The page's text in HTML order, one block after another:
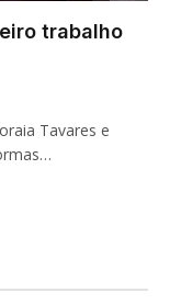
trabalho
Tavares e